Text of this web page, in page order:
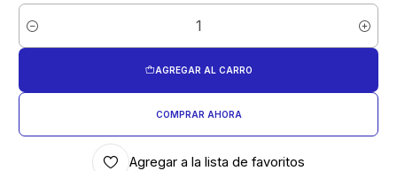
Cantidad
AGREGAR AL CARRO
COMPRAR AHORA
Agregar a la lista de favoritos